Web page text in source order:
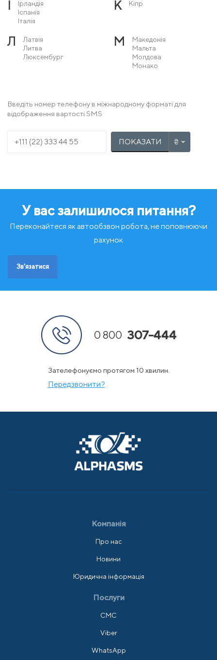
І
Ірландія
Іспанія
Італія
К Кіпр
Л
Латвія
Литва
Люксембург
М
Македонія
Мальта
Молдова
Монако
Норвегія
П
Польща
С
Сербія
Т
Хорватія Ч
Чехія
Введіть номер телефону в міжнародному форматі для
відображення вартості SMS
ПОКАЗАТИ
У вас залишилося питання?
Переконайтеся як автообзвон робота, не поповнюючи
рахунок
Зв'язатися
0 800 307-444
Зателефонуємо протягом 10 хвилин.
Передзвонити?
Компанія
Про нас
Новини
Юридична інформація
Послуги
СМС
Viber
WhatsApp